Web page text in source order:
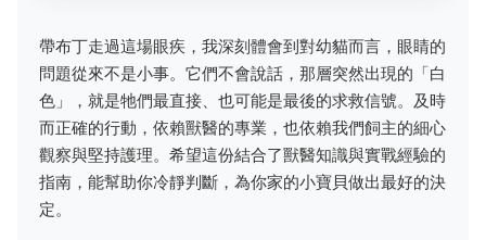
帶布丁走過這場眼疾，我深刻體會到對幼貓而言，眼睛的
問題從來不是小事。它們不會說話，那層突然出現的「白
色」，就是牠們最直接、也可能是最後的求救信號。及時
而正確的行動，依賴獸醫的專業，也依賴我們飼主的細心
觀察與堅持護理。希望這份結合了獸醫知識與實戰經驗的
指南，能幫助你冷靜判斷，為你家的小寶貝做出最好的決
定。